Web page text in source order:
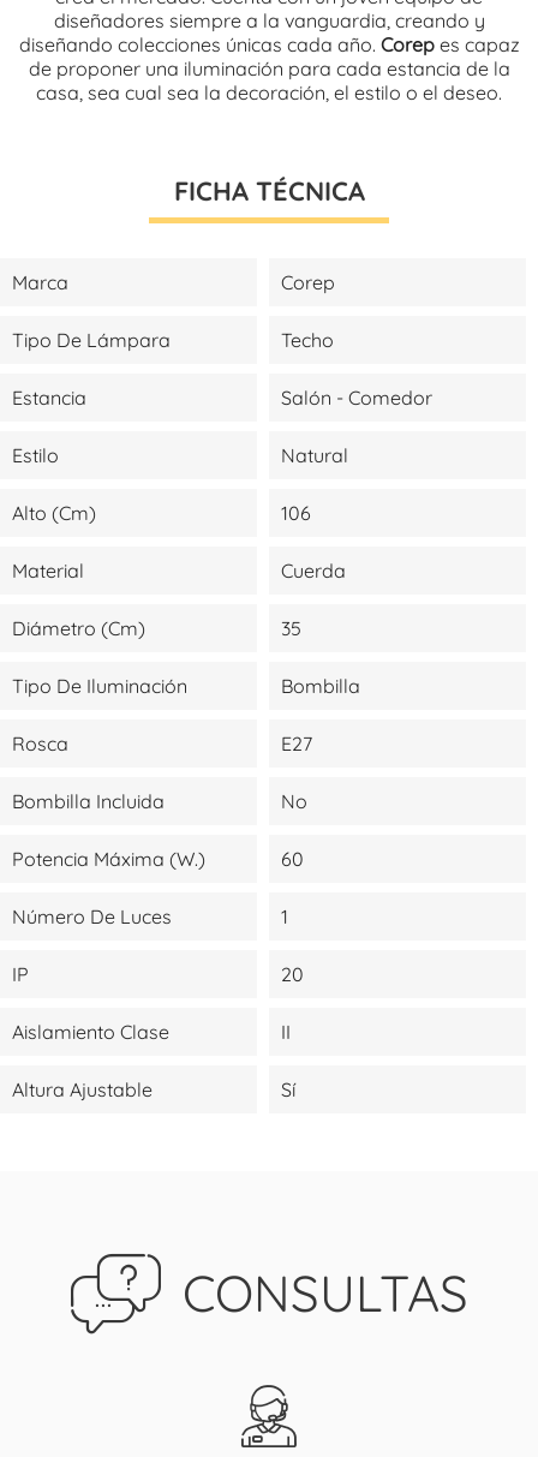
diseñadores siempre a la vanguardia, creando y
diseñando colecciones únicas cada año. Corepes capaz
de proponer una iluminación para cada estancia de la
casa, sea cual sea la decoración, el estilo o el deseo.
FICHA TÉCNICA
Marca Corep
Tipo De Lámpara Techo
Estancia Salón - Comedor
Estilo Natural
Alto (cm) 106
Material Cuerda
Diámetro (cm) 35
Tipo De Iluminación Bombilla
Rosca E27
Bombilla Incluida No
Potencia Máxima (W.) 60
Número De Luces 1
IP 20
Aislamiento Clase II
Altura Ajustable Sí
CONSULTAS